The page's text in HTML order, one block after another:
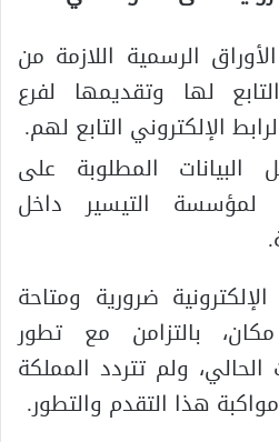
الرسمية اللازمة من
لها وتقديمها لفرع
الإلكتروني التابع لهم.
المطلوبة على
لمؤسسة التيسير داخل
ضرورية ومتاحة
بالتزامن مع تطور
ولم تتردد المملكة
هذا التقدم والتطور.